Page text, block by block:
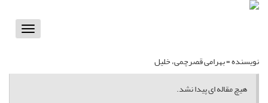
Toggle
نویسنده =بهرامی قصرچمی، خلیل
هیچ مقاله ای پیدا نشد.